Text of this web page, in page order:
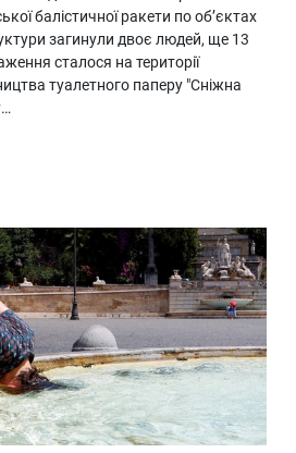
балістичної ракети по об’єктах
загинули двоє людей, ще 13
сталося на території
туалетного паперу "Сніжна